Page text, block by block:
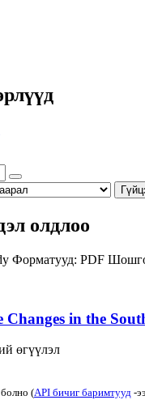
олдлоо
Форматууд: PDF
in the
өгүүлэл
(API бичиг баримтууд -